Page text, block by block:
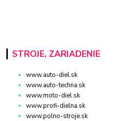
STROJE, ZARIADENIE
www.auto-diel.sk
www.auto-techna.sk
www.moto-diel.sk
www.profi-dielna.sk
www.polno-stroje.sk